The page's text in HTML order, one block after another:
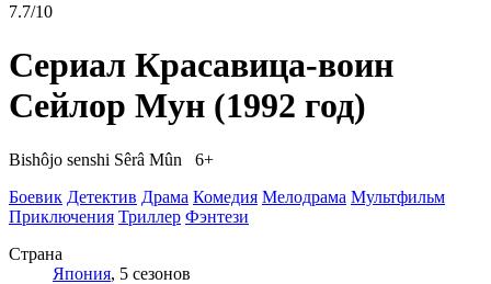
7.7/10
Сериал Красавица-воин
Сейлор Мун (1992 год)
Bishôjo senshi Sêrâ Mûn 6+
Боевик Детектив Драма Комедия Мелодрама Мультфильм
Приключения Триллер Фэнтези
Страна
Япония, 5 сезонов